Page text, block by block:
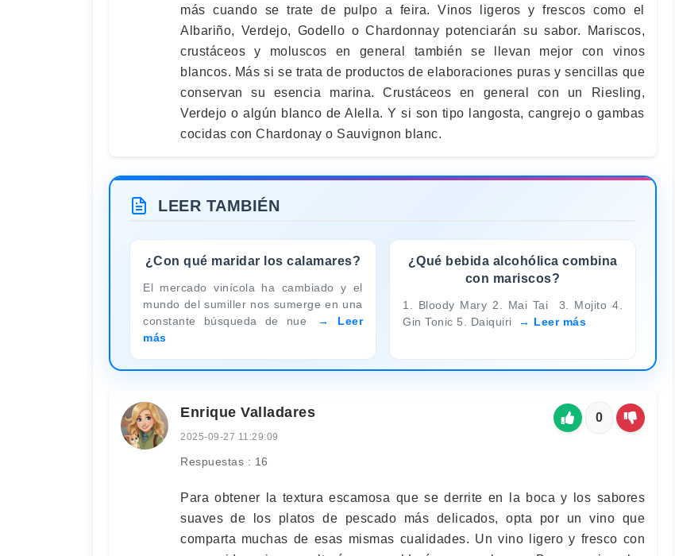
más cuando se trate de pulpo a feira. Vinos ligeros y frescos como el
Albariño, Verdejo, Godello o Chardonnay potenciarán su sabor. Mariscos,
crustáceos y moluscos en general también se llevan mejor con vinos
blancos. Más si se trata de productos de elaboraciones puras y sencillas que
conservan su esencia marina. Crustáceos en general con un Riesling,
Verdejo o algún blanco de Alella. Y si son tipo langosta, cangrejo o gambas
cocidas con Chardonay o Sauvignon blanc.
LEER TAMBIÉN
¿Con qué maridar los calamares?
El mercado vinícola ha cambiado y el
mundo del sumiller nos sumerge en una
constante búsqueda de nue
Leer
más
¿Qué bebida alcohólica combina
con mariscos?
1. Bloody Mary 2. Mai Tai 3. Mojito 4.
Gin Tonic 5. Daiquiri
Leer más
Enrique Valladares
2025-09-27 11:29:09
Respuestas : 16
0
Para obtener la textura escamosa que se derrite en la boca y los sabores
suaves de los platos de pescado más delicados, opta por un vino que
comparta muchas de esas mismas cualidades. Un vino ligero y fresco con